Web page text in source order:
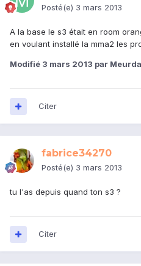
Posté(e) 3 mars 2013
A la base le s3 était en room
en voulant installé la mma2 les
Modifié 3 mars 2013 par Meurda
Citer
fabrice34270
Posté(e) 3 mars 2013
tu l'as depuis quand ton s3 ?
Citer